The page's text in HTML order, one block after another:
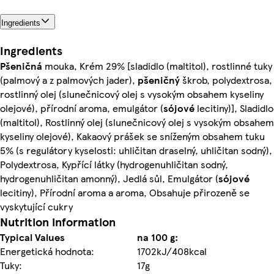
Ingredients
Ingredients
Pšeničná mouka, Krém 29% [sladidlo (maltitol), rostlinné tuky
(palmový a z palmových jader), pšeničnýškrob, polydextrosa,
rostlinný olej (slunečnicový olej s vysokým obsahem kyseliny
olejové), přírodní aroma, emulgátor (sójové lecitiny)], Sladidlo
(maltitol), Rostlinný olej (slunečnicový olej s vysokým obsahem
kyseliny olejové), Kakaový prášek se sníženým obsahem tuku
5% (s regulátory kyselosti: uhličitan draselný, uhličitan sodný),
Polydextrosa, Kypřící látky (hydrogenuhličitan sodný,
hydrogenuhličitan amonný), Jedlá sůl, Emulgátor (sójové
lecitiny), Přírodní aroma a aroma, Obsahuje přirozeně se
vyskytující cukry
Nutrition information
Typical Values
na 100 g:
Energetická hodnota:
1702kJ/408kcal
Tuky:
17g